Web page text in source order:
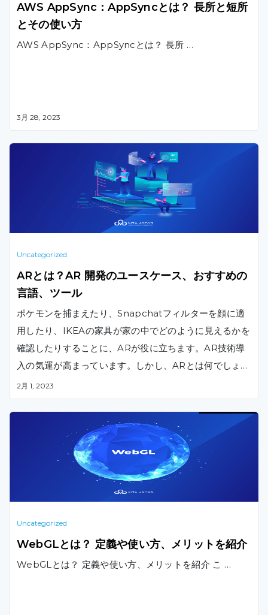
AWS AppSync：AppSyncとは？ 長所と短所
とその使い方
AWS AppSync：AppSyncとは？ 長所 …
3月 28, 2023
Uncategorized
ARとは？AR 開発のユースケース、おすすめの
言語、ツール
ポケモンを捕まえたり、Snapchatフィルターを顔に適
用したり、IKEAの家具が家の中でどのように見えるかを
確認したりすることに、ARが役に立ちます。AR技術導
入の気運が高まっています。しかし、ARとは何でしょう
？AR開発を始めるにはどうすればよいでしょうか？この
2月 1, 2023
Uncategorized
WebGLとは？ 定義や使い方、メリットを紹介
WebGLとは？ 定義や使い方、メリットを紹介 こ …